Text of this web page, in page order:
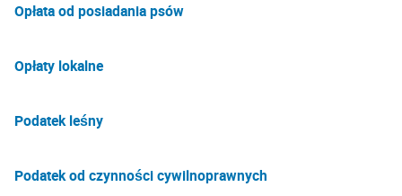
Opłata od posiadania psów
Opłaty lokalne
Podatek leśny
Podatek od czynności cywilnoprawnych